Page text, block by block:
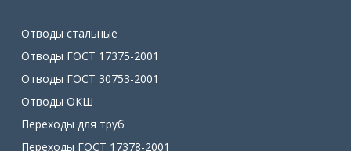
Отводы стальные
Отводы ГОСТ 17375-2001
Отводы ГОСТ 30753-2001
Отводы ОКШ
Переходы для труб
Переходы ГОСТ 17378-2001